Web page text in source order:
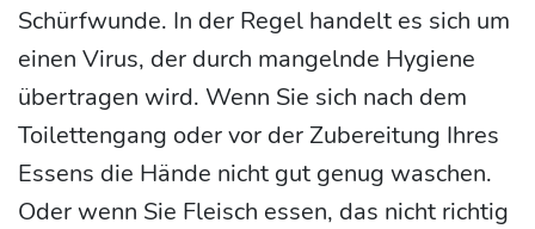
Schürfwunde. In der Regel handelt es sich um
einen Virus, der durch mangelnde Hygiene
übertragen wird. Wenn Sie sich nach dem
Toilettengang oder vor der Zubereitung Ihres
Essens die Hände nicht gut genug waschen.
Oder wenn Sie Fleisch essen, das nicht richtig